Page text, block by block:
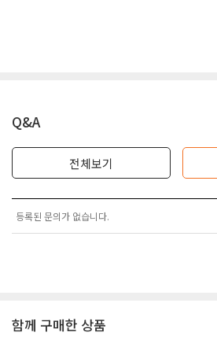
Q&A
전체보기
등록된 문의가 없습니다.
함께 구매한 상품